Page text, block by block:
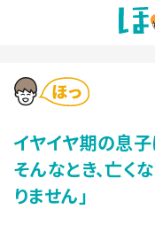
イヤイヤ期の息
そんなとき、亡く
りません」